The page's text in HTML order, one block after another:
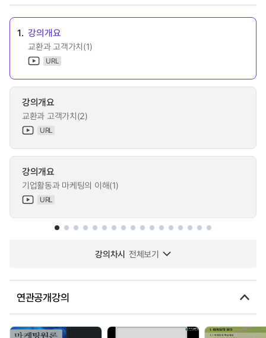
1. 강의개요
교환과 고객가치(1)
URL
강의개요
교환과 고객가치(2)
URL
강의개요
기업활동과 마케팅의 이해(1)
URL
강의차시 전체보기
연관공개강의